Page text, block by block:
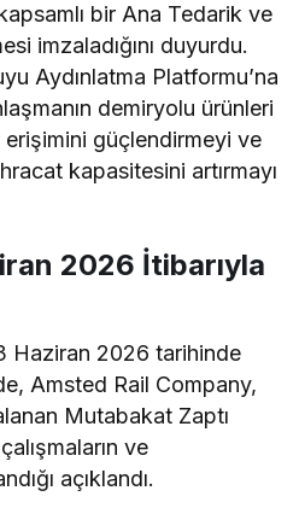
bir Ana Tedarik ve
imzaladığını duyurdu.
Aydınlatma Platformu’na
demiryolu ürünleri
erişimini güçlendirmeyi ve
kapasitesini artırmayı
2026 İtibarıyla
Haziran 2026 tarihinde
Amsted Rail Company,
Mutabakat Zaptı
ve
açıklandı.